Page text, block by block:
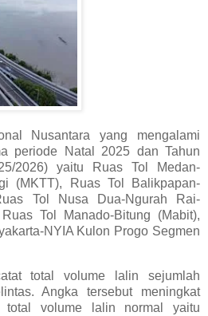
Nusantara yang mengalami
periode Natal 2025 dan Tahun
2026) yaitu Ruas Tol Medan-
(MKTT), Ruas Tol Balikpapan-
Tol Nusa Dua-Ngurah Rai-
Tol Manado-Bitung (Mabit),
NYIA Kulon Progo Segmen
total volume lalin sejumlah
Angka tersebut meningkat
total volume lalin normal yaitu